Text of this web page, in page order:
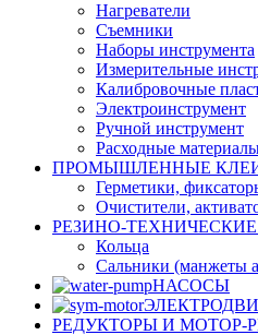
Нагреватели
Съемники
Наборы инструмента
Измерительные
Калибровочные
Электроинструмент
Ручной инструмент
Расходные
ПРОМЫШЛЕННЫЕ
Герметики,
Очистители,
РЕЗИНО-
Кольца
Сальники (манжеты
НАСОСЫ
РЕДУКТОРЫ И МОТОР-